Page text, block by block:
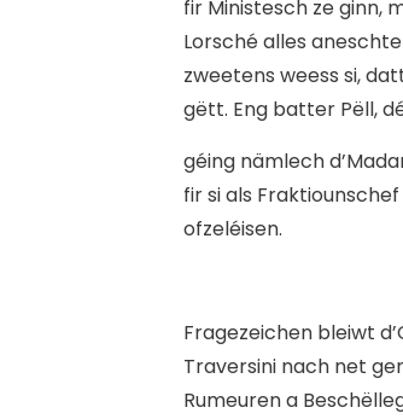
fir Ministesch ze ginn,
Lorsché alles
zweetens weess si,
gëtt. Eng batter Pëll,
géing nämlech
fir si als
ofzeléisen.
Fragezeichen bleiwt
Traversini nach net
Rumeuren a